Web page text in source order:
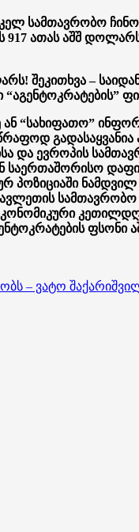
სამთავრობო
917 ათას აშშ
შეკითხვა –
“აგენტოკრატების”
“სახიფათო”
გადასაყვანია
და ევროპის
საერთაშორისო
ნამდვილ
ფსონი
– ვატო